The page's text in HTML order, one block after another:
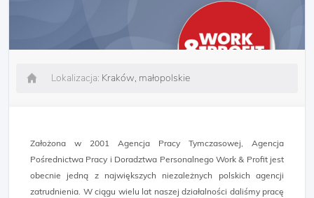
Lokalizacja: Kraków, małopolskie
Założona w 2001 Agencja Pracy Tymczasowej, Agencja
Pośrednictwa Pracy i Doradztwa Personalnego Work & Profit jest
obecnie jedną z największych niezależnych polskich agencji
zatrudnienia. W ciągu wielu lat naszej działalności daliśmy pracę